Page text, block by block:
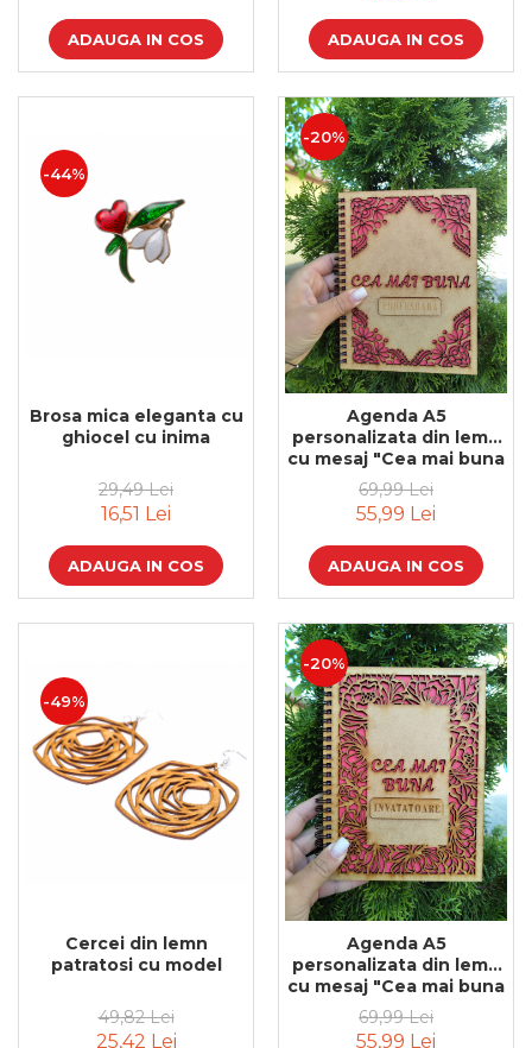
ADAUGA IN COS ADAUGA IN COS
-44%
Brosa mica eleganta cu
ghiocel cu inima
29,49 Lei
16,51 Lei
ADAUGA IN COS
-20%
Agenda A5
personalizata din lemn
cu mesaj "Cea mai buna
profesoara" cu hartie
colorata
69,99 Lei
55,99 Lei
ADAUGA IN COS
-49%
Cercei din lemn
patratosi cu model
49,82 Lei
25,42 Lei
-20%
Agenda A5
personalizata din lemn
cu mesaj "Cea mai buna
invatatoare" cu hartie
colorata si model floral
69,99 Lei
55,99 Lei